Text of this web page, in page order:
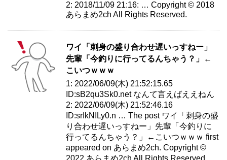
2: 2018/11/09 21:16: … Copyright © 2018
あらまめ2ch All Rights Reserved.
ワイ「刺身の盛り合わせ遅いっすねー」
先輩「今釣りに行ってるんちゃう？」←
こいつｗｗｗ
1: 2022/06/09(木) 21:52:15.65
ID:sB2qu3Sk0.net なんて言えばええねん
2: 2022/06/09(木) 21:52:46.16
ID:srIkNILy0.n … The post ワイ「刺身の盛
り合わせ遅いっすねー」先輩「今釣りに
行ってるんちゃう？」←こいつｗｗｗ first
appeared on あらまめ2ch. Copyright ©